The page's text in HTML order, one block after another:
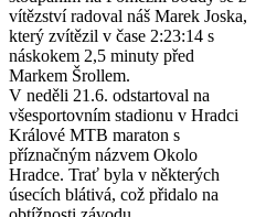
vítězství radoval náš Marek Joska,
který zvítězil v čase 2:23:14 s
náskokem 2,5 minuty před
Markem Šrollem.
V neděli 21.6. odstartoval na
všesportovním stadionu v Hradci
Králové MTB maraton s
příznačným názvem Okolo
Hradce. Trať byla v některých
úsecích blátivá, což přidalo na